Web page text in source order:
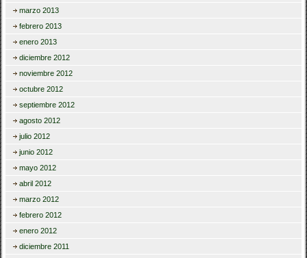
marzo 2013
febrero 2013
enero 2013
diciembre 2012
noviembre 2012
octubre 2012
septiembre 2012
agosto 2012
julio 2012
junio 2012
mayo 2012
abril 2012
marzo 2012
febrero 2012
enero 2012
diciembre 2011